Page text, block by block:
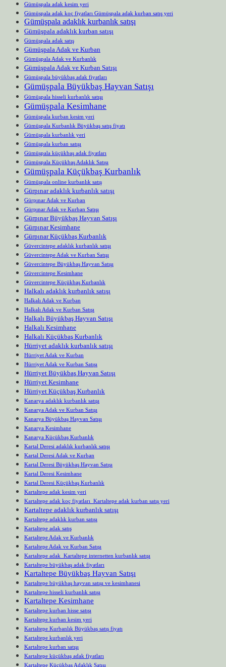
Gümüşpala adak kesim yeri
Gümüşpala adak koç fiyatları Gümüşpala adak kurban satış yeri
Gümüşpala adaklık kurbanlık satışı
Gümüşpala adaklık kurban satışı
Gümüşpala adak satış
Gümüşpala Adak ve Kurban
Gümüşpala Adak ve Kurbanlık
Gümüşpala Adak ve Kurban Satışı
Gümüşpala büyükbaş adak fiyatları
Gümüşpala Büyükbaş Hayvan Satışı
Gümüşpala hisseli kurbanlık satışı
Gümüşpala Kesimhane
Gümüşpala kurban kesim yeri
Gümüşpala Kurbanlık Büyükbaş satış fiyatı
Gümüşpala kurbanlık yeri
Gümüşpala kurban satışı
Gümüşpala küçükbaş adak fiyatları
Gümüşpala Küçükbaş Adaklık Satışı
Gümüşpala Küçükbaş Kurbanlık
Gümüşpala online kurbanlık satış
Gürpınar adaklık kurbanlık satışı
Gürpınar Adak ve Kurban
Gürpınar Adak ve Kurban Satışı
Gürpınar Büyükbaş Hayvan Satışı
Gürpınar Kesimhane
Gürpınar Küçükbaş Kurbanlık
Güvercintepe adaklık kurbanlık satışı
Güvercintepe Adak ve Kurban Satışı
Güvercintepe Büyükbaş Hayvan Satışı
Güvercintepe Kesimhane
Güvercintepe Küçükbaş Kurbanlık
Halkalı adaklık kurbanlık satışı
Halkalı Adak ve Kurban
Halkalı Adak ve Kurban Satışı
Halkalı Büyükbaş Hayvan Satışı
Halkalı Kesimhane
Halkalı Küçükbaş Kurbanlık
Hürriyet adaklık kurbanlık satışı
Hürriyet Adak ve Kurban
Hürriyet Adak ve Kurban Satışı
Hürriyet Büyükbaş Hayvan Satışı
Hürriyet Kesimhane
Hürriyet Küçükbaş Kurbanlık
Kanarya adaklık kurbanlık satışı
Kanarya Adak ve Kurban Satışı
Kanarya Büyükbaş Hayvan Satışı
Kanarya Kesimhane
Kanarya Küçükbaş Kurbanlık
Kartal Deresi adaklık kurbanlık satışı
Kartal Deresi Adak ve Kurban
Kartal Deresi Büyükbaş Hayvan Satışı
Kartal Deresi Kesimhane
Kartal Deresi Küçükbaş Kurbanlık
Kartaltepe adak kesim yeri
Kartaltepe adak koç fiyatları Kartaltepe adak kurban satış yeri
Kartaltepe adaklık kurbanlık satışı
Kartaltepe adaklık kurban satışı
Kartaltepe adak satış
Kartaltepe Adak ve Kurbanlık
Kartaltepe Adak ve Kurban Satışı
Kartaltepe adak Kartaltepe internetten kurbanlık satışı
Kartaltepe büyükbaş adak fiyatları
Kartaltepe Büyükbaş Hayvan Satışı
Kartaltepe büyükbaş hayvan satışı ve kesimhanesi
Kartaltepe hisseli kurbanlık satışı
Kartaltepe Kesimhane
Kartaltepe kurban hisse satışı
Kartaltepe kurban kesim yeri
Kartaltepe Kurbanlık Büyükbaş satış fiyatı
Kartaltepe kurbanlık yeri
Kartaltepe kurban satışı
Kartaltepe küçükbaş adak fiyatları
Kartaltepe Küçükbaş Adaklık Satışı